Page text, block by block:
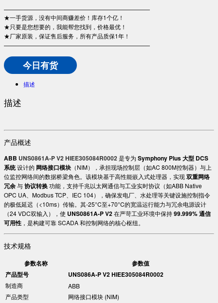
—————————————————————————
★一手货源，没有中间商赚差价！库存1个亿！
★只要是您想要的，我能帮您找到，价格最优！
★厂家原装，保证售后服务，所有产品质保1年！
—————————————————————————
今日有货
描述
描述
产品概述
ABB UNS0861A-P V2 HIEE305084R0002是专为 ​ Symphony Plus 大型 DCS
系统设计的 ​ 网络接口模块 ​（NIM），承担现场控制层（如AC 800M控制器）与上
位监控网络间的数据桥梁角色。该模块基于高性能嵌入式处理器，实现 ​双重网络
冗余与 ​协议转换功能，支持千兆以太网通信与工业实时协议（如ABB Native
OPC UA、Modbus TCP、IEC 104），确保发电厂、水处理等关键设施控制指令
的极低延迟（<10ms）传输。其-25°C至+70°C的宽温运行能力与冗余电源设计
（24 VDC双输入），使 ​ UNS0861A-P V2在严苛工业环境中保持 ​99.999% 通信
可用性 ，是构建可靠 SCADA 和控制网络的核心枢纽。
技术规格
参数名称
参数值
产品型号
UNS086A-P V2 HIEE305084R0002
制造商
ABB
产品类型
网络接口模块 (NIM)